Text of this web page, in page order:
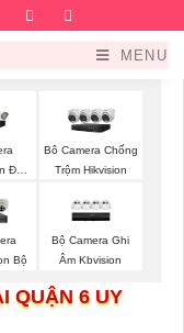
Facebook
MENU
Đêm
Bô Camera Chống
Trộm Hikvision
Bộ
Bộ Camera Ghi
Âm Kbvision
QUẬN 6 UY